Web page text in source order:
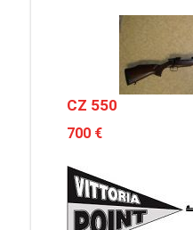
CZ 550
700 €